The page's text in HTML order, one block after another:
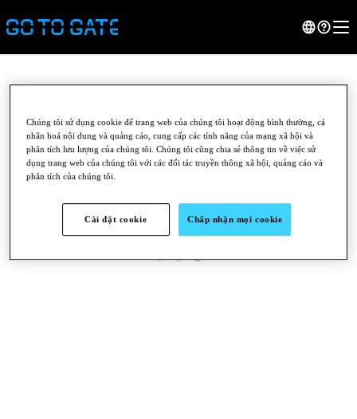
●●●
Chúng tôi sử dụng cookie để trang web của chúng tôi hoạt động bình thường, cá
nhân hoá nội dung và quảng cáo, cung cấp các tính năng của mạng xã hội và
phân tích lưu lượng của chúng tôi. Chúng tôi cũng chia sẻ thông tin về việc sử
dụng trang web của chúng tôi với các đối tác truyền thông xã hội, quảng cáo và
phân tích của chúng tôi.
Chấp nhận mọi cookie
Cài đặt cookie